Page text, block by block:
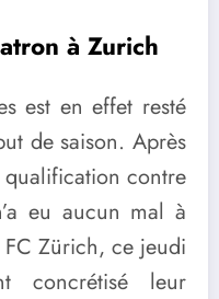
à Zurich
est en effet resté
de saison. Après
contre
eu aucun mal à
Zürich, ce jeudi
concrétisé leur